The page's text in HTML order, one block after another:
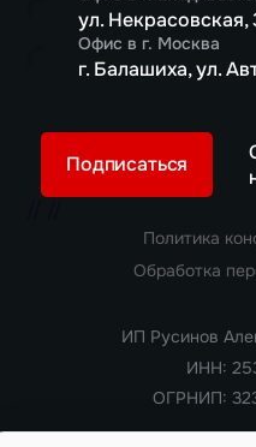
ул.
Офис в г. Москва
г. Балашиха, ул.
Подписаться
Политика
Обработка
ИП Русинов
ИНН:
ОГРНИП: